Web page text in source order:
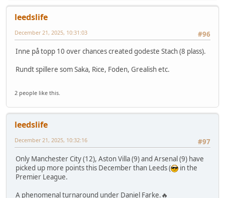
leedslife
#96
December 21, 2025, 10:31:03
Inne på topp 10 over chances created godeste Stach (8 plass).
Rundt spillere som Saka, Rice, Foden, Grealish etc.
2 people like this.
leedslife
#97
December 21, 2025, 10:32:16
Only Manchester City (12), Aston Villa (9) and Arsenal (9) have
picked up more points this December than Leeds (
in the
Premier League.
A phenomenal turnaround under Daniel Farke.🔥